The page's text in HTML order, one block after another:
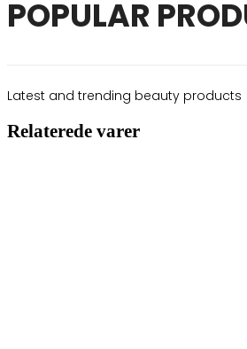
POPULAR
Latest and trending beauty products
Relaterede varer